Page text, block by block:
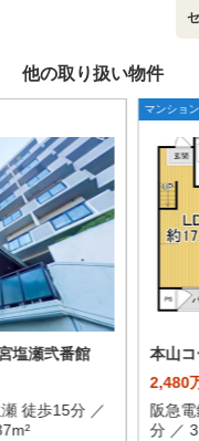
他の取り扱い物件
塩瀬弐番館
徒歩15分 ／
マンション
本山
2,480
阪急
分 ／